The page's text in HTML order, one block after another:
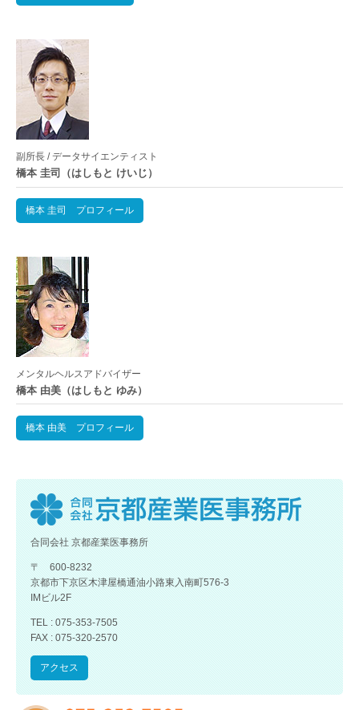
副所長 / データサイエンティスト
橋本 圭司（はしもと けいじ）
橋本 圭司 プロフィール
メンタルヘルスアドバイザー
橋本 由美（はしもと ゆみ）
橋本 由美 プロフィール
合同会社 京都産業医事務所
〒 600-8232
京都市下京区木津屋橋通油小路東入南町576-3
IMビル2F
TEL : 075-353-7505
FAX : 075-320-2570
アクセス